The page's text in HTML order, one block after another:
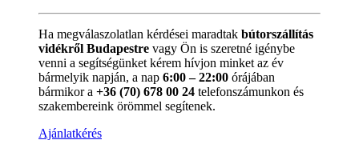
Ha megválaszolatlan kérdései maradtak bútorszállítás
vidékről Budapestre vagy Ön is szeretné igénybe
venni a segítségünket kérem hívjon minket az év
bármelyik napján, a nap 6:00 – 22:00 órájában
bármikor a +36 (70) 678 00 24 telefonszámunkon és
szakembereink örömmel segítenek.
Ajánlatkérés